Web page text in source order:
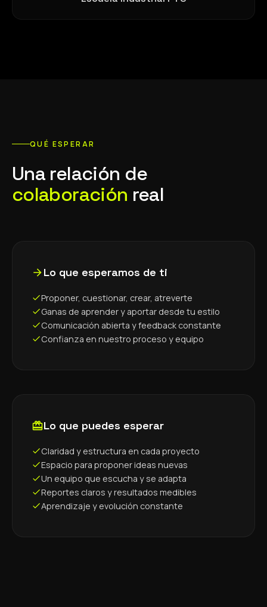
QUÉ ESPERAR
Una relación de
colaboración real
Lo que esperamos de ti
Proponer, cuestionar, crear, atreverte
Ganas de aprender y aportar desde tu estilo
Comunicación abierta y feedback constante
Confianza en nuestro proceso y equipo
Lo que puedes esperar
Claridad y estructura en cada proyecto
Espacio para proponer ideas nuevas
Un equipo que escucha y se adapta
Reportes claros y resultados medibles
Aprendizaje y evolución constante